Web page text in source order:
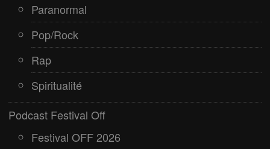
Paranormal
Pop/Rock
Rap
Spiritualité
Podcast Festival Off
Festival OFF 2026